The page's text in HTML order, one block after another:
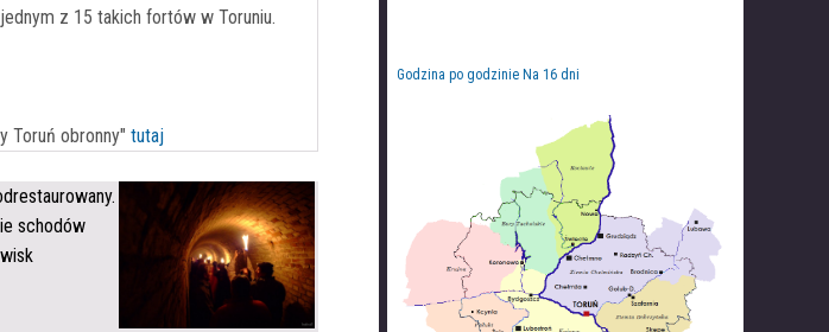
z 15 takich fortów w Toruniu.
Toruń obronny" tutaj
schodów
Godzina po godzinie Na 16 dni